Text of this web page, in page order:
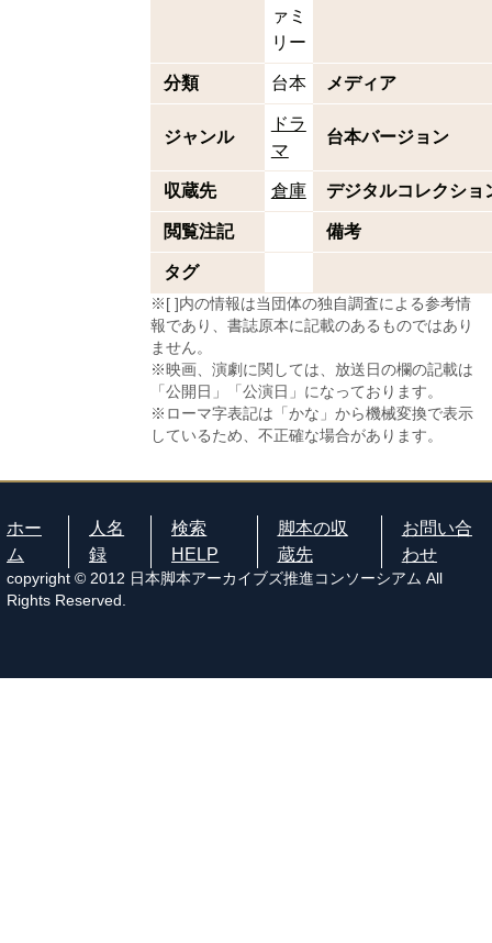
ァミ
リー
分類 台本 メディア
ジャンル
ドラ
マ
台本バージョン
収蔵先 倉庫 デジタルコレクショ
閲覧注記 備考
タグ
※[ ]内の情報は当団体の独自調査による参考情
報であり、書誌原本に記載のあるものではあり
ません。
※映画、演劇に関しては、放送日の欄の記載は
「公開日」「公演日」になっております。
※ローマ字表記は「かな」から機械変換で表示
しているため、不正確な場合があります。
ホー
ム
人名
録
検索
HELP
脚本の収
蔵先
お問い合
わせ
copyright © 2012 日本脚本アーカイブズ推進コンソーシアム All
Rights Reserved.